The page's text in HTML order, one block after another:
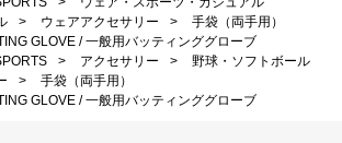
> ウェアアクセサリー >
手袋（両手用）
GLOVE / 一般用バッティンググローブ
> アクセサリー >
野球・ソフトボール
>
手袋（両手用）
GLOVE / 一般用バッティンググローブ